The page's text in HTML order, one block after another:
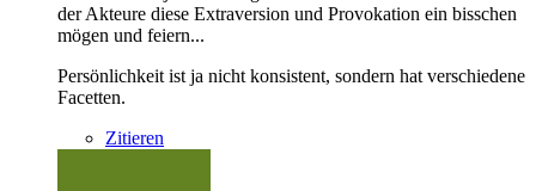
der Akteure diese Extraversion und Provokation ein bisschen
mögen und feiern...
Persönlichkeit ist ja nicht konsistent, sondern hat verschiedene
Facetten.
Zitieren